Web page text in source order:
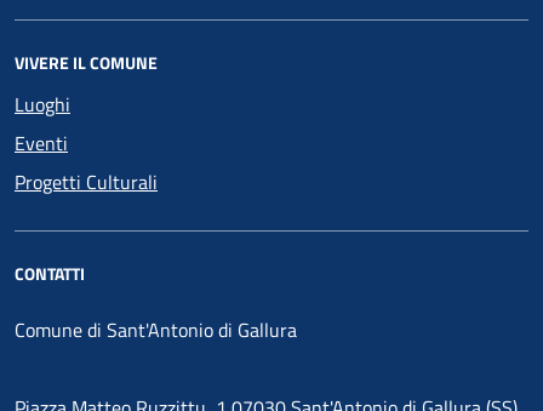
VIVERE IL COMUNE
Luoghi
Eventi
Progetti Culturali
CONTATTI
Comune di Sant'Antonio di Gallura